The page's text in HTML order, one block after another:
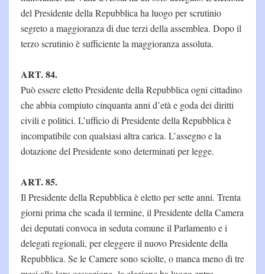
del Presidente della Repubblica ha luogo per scrutinio
segreto a maggioranza di due terzi della assemblea. Dopo il
terzo scrutinio è sufficiente la maggioranza assoluta.
ART. 84.
Può essere eletto Presidente della Repubblica ogni cittadino
che abbia compiuto cinquanta anni d’età e goda dei diritti
civili e politici. L’ufficio di Presidente della Repubblica è
incompatibile con qualsiasi altra carica. L’assegno e la
dotazione del Presidente sono determinati per legge.
ART. 85.
Il Presidente della Repubblica è eletto per sette anni. Trenta
giorni prima che scada il termine, il Presidente della Camera
dei deputati convoca in seduta comune il Parlamento e i
delegati regionali, per eleggere il nuovo Presidente della
Repubblica. Se le Camere sono sciolte, o manca meno di tre